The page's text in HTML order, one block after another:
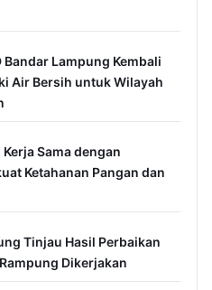
Bandar Lampung Kembali
Air Bersih untuk Wilayah
Sama dengan
Ketahanan Pangan dan
Tinjau Hasil Perbaikan
Dikerjakan